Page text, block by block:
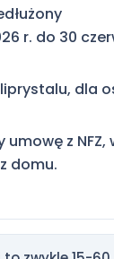
r. do 30
dla
z NFZ,
domu.